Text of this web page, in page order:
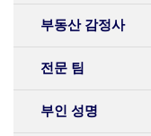
부동산 감정사
전문 팀
부인 성명